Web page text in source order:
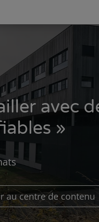
avec
»
au centre de contenu